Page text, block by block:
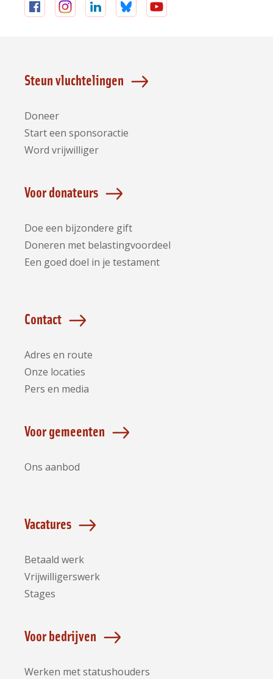
Volg
Volg
Volg
Volg
Volg
Steun vluchtelingen
Doneer
Start een sponsoractie
Word vrijwilliger
Voor donateurs
Doe een bijzondere gift
Doneren met belastingvoordeel
Een goed doel in je testament
Contact
Adres en route
Onze locaties
Pers en media
Voor gemeenten
Ons aanbod
Vacatures
Betaald werk
Vrijwilligerswerk
Stages
Voor bedrijven
Werken met statushouders